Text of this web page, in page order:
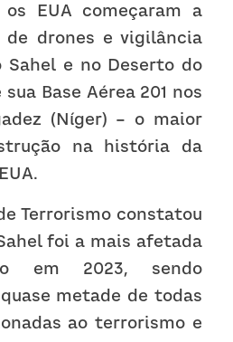
os EUA começaram a
de drones e vigilância
Sahel e no Deserto do
Base Aérea 201 nos
(Níger) – o maior
na história da
Terrorismo constatou
foi a mais afetada
em 2023, sendo
metade de todas
ao terrorismo e